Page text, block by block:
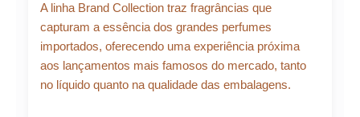
A linha Brand Collection traz fragrâncias que
capturam a essência dos grandes perfumes
importados, oferecendo uma experiência próxima
aos lançamentos mais famosos do mercado, tanto
no líquido quanto na qualidade das embalagens.